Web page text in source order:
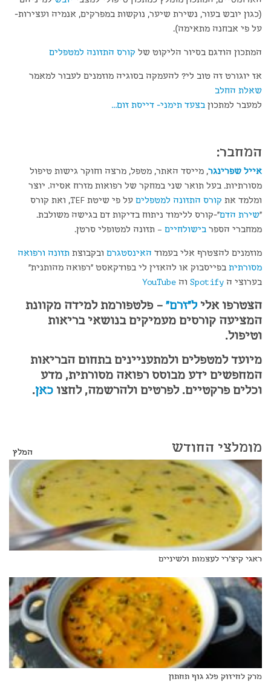
(כגון יובש בעור, נשירת שיער, נוקשות במפרקים, אנמיה ועצירות-
על פי אבחנה מתאימה).
המתכון הודגם בסיור הליקוט של קורס התזונה למטפלים
אז יוגורט זה טוב לי? להעמקה בסוגיה מוזמנים לעבור למאמר
שאלת החלב
למעבר למתכון בצעד תימני- דייסת זום…
המחבר:
אייל שפרינגר, מייסד האתר, מטפל, מרצה וחוקר גישות טיפול
מסורתיות. בעל תואר שני במחקר של רפואות מזרח אסיה. יוצר
ומלמד את קורס התזונה למטפלים
על פי שיטת TEF, ואת קורס
"שירת הדם"-קורס ללימוד ניתוח בדיקות דם בגישה משולבת.
ממחברי הספר בישולחיים – תזונה למטופלי סרטן.
מוזמנים להצטרף אלי בעמוד האינסטגרם ובקבוצת תזונה ורפואה
מסורתית בפייסבוק או להאזין לי בפודקאסט "רפואה מהותנית"
בערוצי ה Spotify וה YouTube
הצטרפו אלי ל"זרם" – פלטפורמת למידה מקוונת
המציעה קורסים מעמיקים בנושאי בריאות
וטיפול.
מיועד למטפלים ולמתעניינים בתחום הבריאות
המחפשים ידע מבוסס רפואה מסורתית, מדע
וכלים פרקטיים. לפרטים ולהרשמה, לחצו כאן.
המלץ מומלצי החודש
ראגי קיצ'רי לעצמות ולשיניים
מרק לחיזוק פלג גוף תחתון